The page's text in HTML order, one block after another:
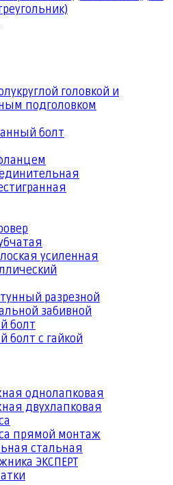
головкой и
подголовком
болт
усиленная
разрезной
забивной
болт
болт с гайкой
однолапковая
двухлапковая
прямой монтаж
стальная
ЭКСПЕРТ